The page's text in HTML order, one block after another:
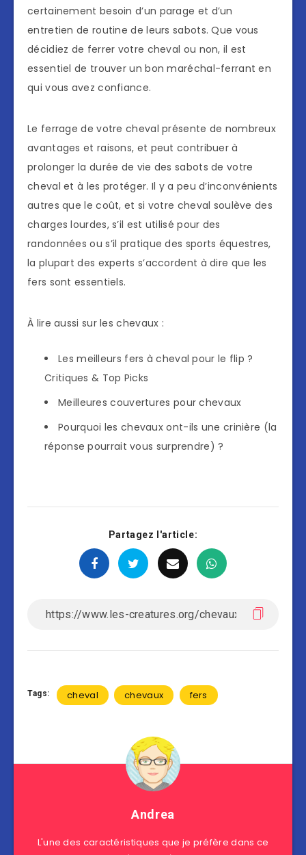
certainement besoin d’un parage et d’un
entretien de routine de leurs sabots. Que vous
décidiez de ferrer votre cheval ou non, il est
essentiel de trouver un bon maréchal-ferrant en
qui vous avez confiance.
Le ferrage de votre cheval présente de nombreux
avantages et raisons, et peut contribuer à
prolonger la durée de vie des sabots de votre
cheval et à les protéger. Il y a peu d’inconvénients
autres que le coût, et si votre cheval soulève des
charges lourdes, s’il est utilisé pour des
randonnées ou s’il pratique des sports équestres,
la plupart des experts s’accordent à dire que les
fers sont essentiels.
À lire aussi sur les chevaux :
Les meilleurs fers à cheval pour le flip ?
Critiques & Top Picks
Meilleures couvertures pour chevaux
Pourquoi les chevaux ont-ils une crinière (la
réponse pourrait vous surprendre) ?
Partagez l'article:
Tags: cheval chevaux fers
Andrea
L'une des caractéristiques que je préfère dans ce